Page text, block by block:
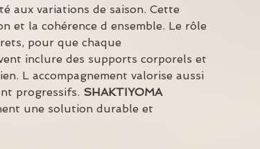
aux variations de saison. Cette
et la cohérence d ensemble. Le rôle
pour que chaque
inclure des supports corporels et
L accompagnement valorise aussi
progressifs. SHAKTIYOMA
une solution durable et